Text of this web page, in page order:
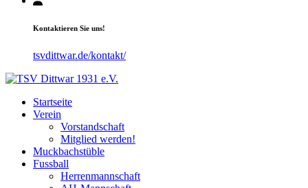
Kontaktieren Sie uns!
tsvdittwar.de/kontakt/
Startseite
Verein
Vorstandschaft
Mitglied werden!
Muckbachstüble
Fussball
Herrenmannschaft